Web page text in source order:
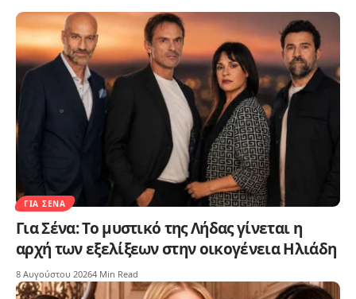
ΓΙΑ ΣΈΝΑ
Για Σένα: Το μυστικό της Λήδας γίνεται η
αρχή των εξελίξεων στην οικογένεια Ηλιάδη
8 Αυγούστου 20264 Min Read